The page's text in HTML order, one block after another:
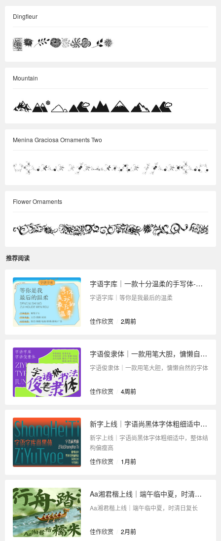
Dingfleur
Mountain
Menina Graciosa Ornaments Two
Flower Ornaments
推荐阅读
字语字库｜一款十分温柔的手写体-等你是我最后的温柔
字语字库｜等你是我最后的温柔
佳作欣赏 2周前
字语俊隶体｜一款用笔大胆，慵懒自然的字体
字语俊隶体｜一款用笔大胆，慵懒自然的字体
佳作欣赏 4周前
新字上线｜字语尚黑体字体粗细适中，整体结构偏瘦高
新字上线｜字语尚黑体字体粗细适中，整体结
构偏瘦高
佳作欣赏
1月前
Aa湘君楷上线｜端午临中夏，时清日复长
Aa湘君楷上线｜端午临中夏，时清日复长
佳作欣赏 2月前